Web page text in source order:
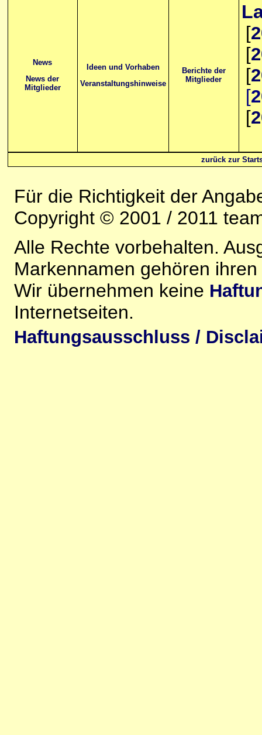
News
News der
Mitglieder
Ideen und Vorhaben
Veranstaltungshinweise
Berichte der
Mitglieder
[
[
[
[
[
zurück zur
Für die Richtigkeit der
Copyright © 2001 / 2011
Alle Rechte vorbehalten.
Markennamen gehören
Wir übernehmen keine
Internetseiten.
Haftungsausschluss /